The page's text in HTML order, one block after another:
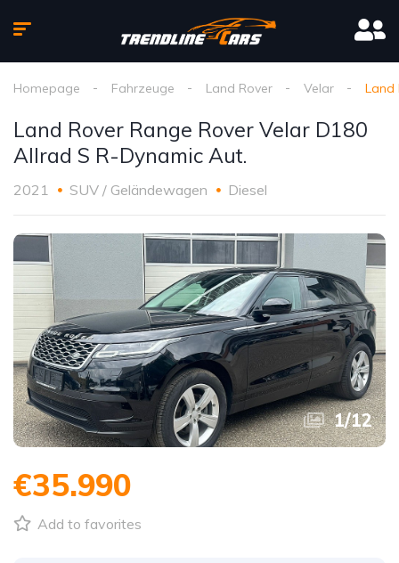
Homepage Fahrzeuge Land Rover Velar Land
Land Rover Range Rover Velar D180
Allrad S R-Dynamic Aut.
2021 SUV / Geländewagen Diesel
1/12
€35.990
Add to favorites